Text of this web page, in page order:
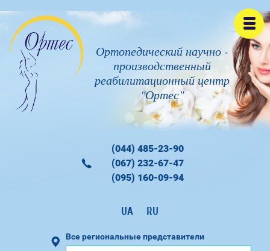
Ортопедический научно -
производственный
реабилитационный центр
"Ортес"
(044) 485-23-90
(067) 232-67-47
(095) 160-09-94
RU
UA
Все региональные представители